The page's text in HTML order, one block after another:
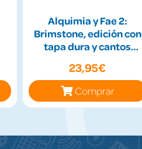
Alquimia y Fae 2:
Brimstone, edición con
tapa dura y cantos
23,95€
Comprar